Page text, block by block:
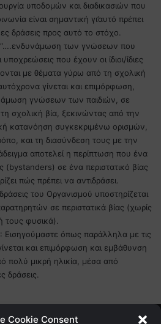
Cookie Consent
υποδομών και διαδικασιών που
είναι σημαντική γι’αυτό πρέπει
δράσεις προς αυτό το στόχο.
“….ενδυνάμωση των γνώσεων που
που έχουν οι ίδιοι/ίδιες
με θέματα γύρω από τη σχολική
γίνεται και επιμόρφωση,
γνώσεων των παιδιών, σε
σχολική βία, ξεκινώντας από την
κατανόηση συγκεκριμένω ορισμών,
και τη διασύνδεση τους με την
αποτελεί η περίπτωση που ένα
(bystanders) σε ένα περιστατικό βίας
πώς πρέπει να αντιδράσει.
του Οργανισμού υποστηρίζεται
σε περιστατικά βίας (χωρίς
τους φυσικά).
Εισηγούμαστε όπως παράλληλα με τις
και επιμόρφωση και εμβάθυνση
πολύ μικρή ηλικία, μέσα από
δράσεις.